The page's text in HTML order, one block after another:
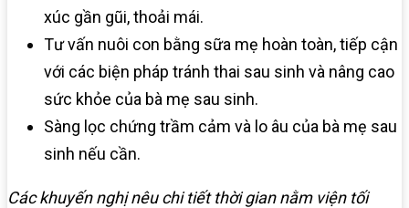
xúc gần gũi, thoải mái.
Tư vấn nuôi con bằng sữa mẹ hoàn toàn, tiếp cận
với các biện pháp tránh thai sau sinh và nâng cao
sức khỏe của bà mẹ sau sinh.
Sàng lọc chứng trầm cảm và lo âu của bà mẹ sau
sinh nếu cần.
Các khuyến nghị nêu chi tiết thời gian nằm viện tối